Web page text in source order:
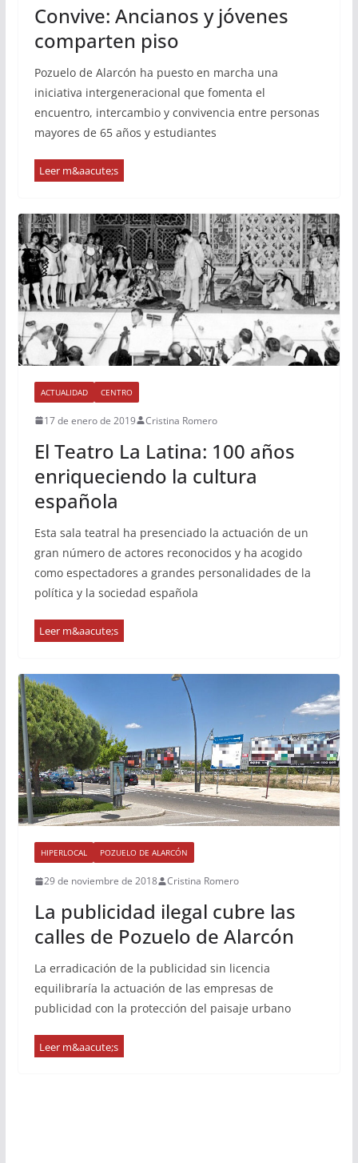
Convive: Ancianos y jóvenes
comparten piso
Pozuelo de Alarcón ha puesto en marcha una
iniciativa intergeneracional que fomenta el
encuentro, intercambio y convivencia entre personas
mayores de 65 años y estudiantes
ACTUALIDAD CENTRO
17 de enero de 2019 Cristina Romero
El Teatro La Latina: 100 años
enriqueciendo la cultura
española
Esta sala teatral ha presenciado la actuación de un
gran número de actores reconocidos y ha acogido
como espectadores a grandes personalidades de la
política y la sociedad española
HIPERLOCAL POZUELO DE ALARCÓN
29 de noviembre de 2018 Cristina Romero
La publicidad ilegal cubre las
calles de Pozuelo de Alarcón
La erradicación de la publicidad sin licencia
equilibraría la actuación de las empresas de
publicidad con la protección del paisaje urbano